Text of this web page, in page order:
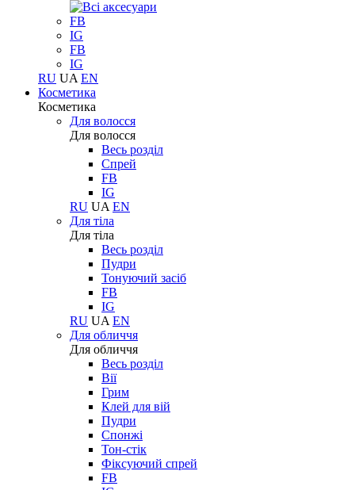
FB
IG
FB
IG
RU UA EN
Косметика
Косметика
Для волосся
Для волосся
Весь розділ
Спрей
FB
IG
RU UA EN
Для тіла
Для тіла
Весь розділ
Пудри
Тонуючий засіб
FB
IG
RU UA EN
Для обличчя
Для обличчя
Весь розділ
Вії
Грим
Клей для вій
Пудри
Спонжі
Тон-стік
Фіксуючий спрей
FB